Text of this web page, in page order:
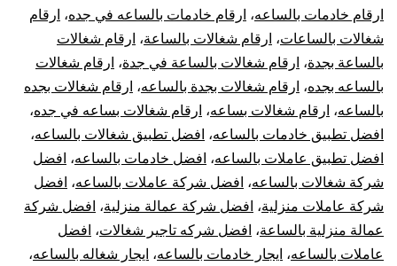
ارقام خادمات بالساعه، ارقام خادمات بالساعه في جده، ارقام
شغالات بالساعات، ارقام شغالات بالساعة، ارقام شغالات
بالساعة بجدة، ارقام شغالات بالساعة في جدة، ارقام شغالات
بالساعه بجده، ارقام شغالات بجدة بالساعه، ارقام شغالات بجده
بالساعه، ارقام شغالات بساعه، ارقام شغالات بساعه في جده،
افضل تطبيق خادمات بالساعه، افضل تطبيق شغالات بالساعه،
افضل تطبيق عاملات بالساعه، افضل خادمات بالساعه، افضل
شركة شغالات بالساعه، افضل شركة عاملات بالساعه، افضل
شركة عاملات منزلية، افضل شركة عمالة منزلية، افضل شركة
عمالة منزلية بالساعة، افضل شركه تاجير شغالات، افضل
عاملات بالساعه، ايجار خادمات بالساعه، ايجار شغاله بالساعه،